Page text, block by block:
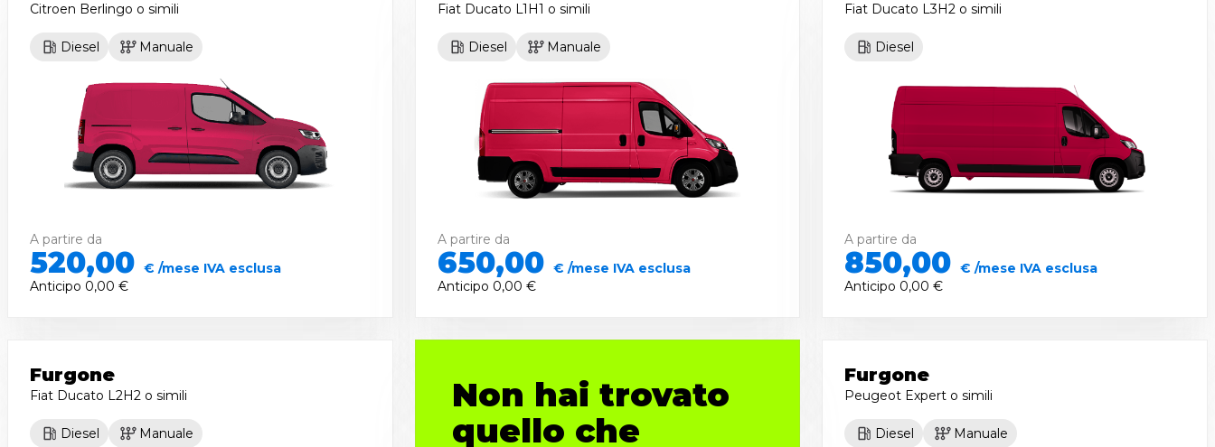
Citroen Berlingo o simili
Diesel Manuale
A partire da
520,00 € /mese IVA esclusa
Anticipo 0,00 €
Fiat Ducato L1H1 o simili
Diesel Manuale
A partire da
650,00 € /mese IVA esclusa
Anticipo 0,00 €
Fiat Ducato L3H2 o simili
Diesel
A partire da
850,00€ /mese IVA esclusa
Anticipo 0,00 €
Furgone
Fiat Ducato L2H2 o simili
Diesel Manuale
Non hai trovato
quello che
Furgone
Peugeot Expert o simili
Diesel Manuale